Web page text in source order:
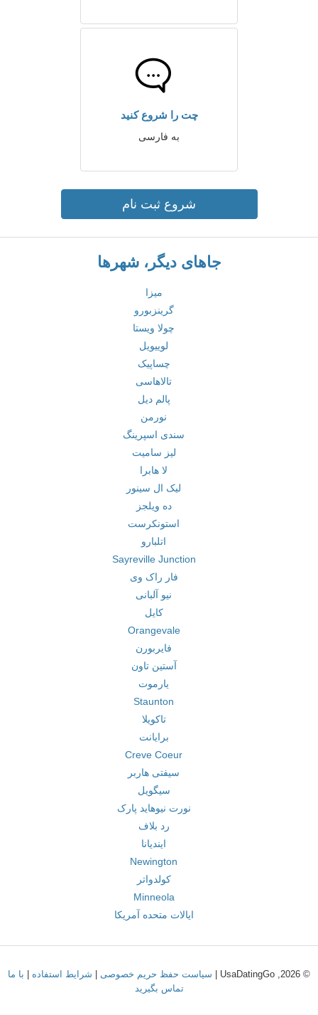
چت را شروع کنید
به فارسی
شروع ثبت نام
جاهای دیگر، شهرها
میزا
گرینزبورو
چولا ویستا
لوییویل
چساپیک
تالاهاسی
پالم دیل
نورمن
سندی اسپرینگ
لیز سامیت
لا هابرا
لیک ال سینور
ده ویلجز
استونکرست
اتلبارو
Sayreville Junction
فار راک وی
نیو آلبانی
کایل
Orangevale
فایربورن
آستین تاون
یارموت
Staunton
تاکویلا
برایانت
Creve Coeur
سیفتی هاربر
سیگویل
نورت نیوهاید پارک
رد بلاف
ایندیانا
Newington
کولدواتر
Minneola
ایالات متحده آمریکا
© 2026, UsaDatingGo | سیاست حفظ حریم خصوصی شرایط استفاده
با ما
تماس بگیرید